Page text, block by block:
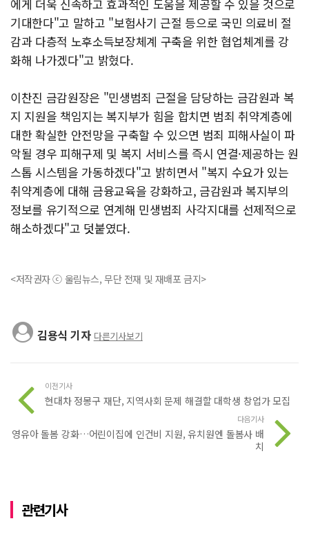
에게 더욱 신속하고 효과적인 도움을 제공할 수 있을 것으로
기대한다"고 말하고 "보험사기 근절 등으로 국민 의료비 절
감과 다층적 노후소득보장체계 구축을 위한 협업체계를 강
화해 나가겠다"고 밝혔다.
이찬진 금감원장은 "민생범죄 근절을 담당하는 금감원과 복
지 지원을 책임지는 복지부가 힘을 합치면 범죄 취약계층에
대한 확실한 안전망을 구축할 수 있으면 범죄 피해사실이 파
악될 경우 피해구제 및 복지 서비스를 즉시 연결·제공하는 원
스톱 시스템을 가동하겠다"고 밝히면서 "복지 수요가 있는
취약계층에 대해 금융교육을 강화하고, 금감원과 복지부의
정보를 유기적으로 연계해 민생범죄 사각지대를 선제적으로
해소하겠다"고 덧붙였다.
<저작권자 ⓒ 울림뉴스, 무단 전재 및 재배포 금지>
김용식 기자 다른기사보기
이전기사
현대차 정몽구 재단, 지역사회 문제 해결할 대학생 창업가 모집
다음기사
영유아 돌봄 강화…어린이집에 인건비 지원, 유치원엔 돌봄사 배
치
관련기사